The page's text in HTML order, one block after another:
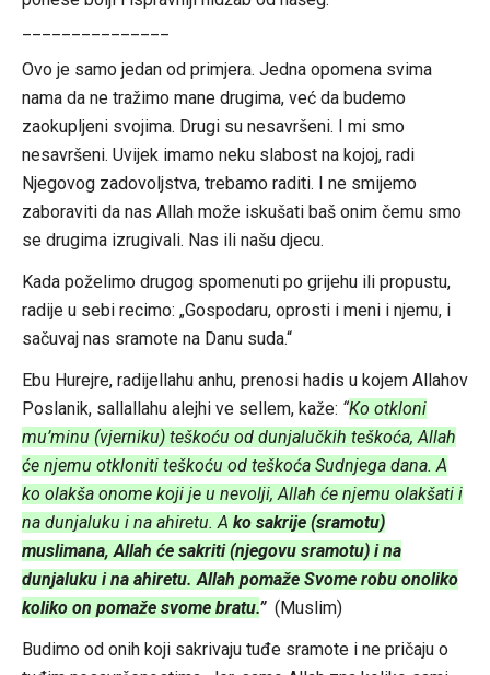
Ovo je samo jedan od primjera. Jedna opomena svima
nama da ne tražimo mane drugima, već da budemo
zaokupljeni svojima. Drugi su nesavršeni. I mi smo
nesavršeni. Uvijek imamo neku slabost na kojoj, radi
Njegovog zadovoljstva, trebamo raditi. I ne smijemo
zaboraviti da nas Allah može iskušati baš onim čemu smo
se drugima izrugivali. Nas ili našu djecu.
Kada poželimo drugog spomenuti po grijehu ili propustu,
radije u sebi recimo: „Gospodaru, oprosti i meni i njemu, i
sačuvaj nas sramote na Danu suda.“
Ebu Hurejre, radijellahu anhu, prenosi hadis u kojem Allahov
Poslanik, sallallahu alejhi ve sellem, kaže: “Ko otkloni
mu’minu (vjerniku) teškoću od dunjalučkih teškoća, Allah
će njemu otkloniti teškoću od teškoća Sudnjega dana. A
ko olakša onome koji je u nevolji, Allah će njemu olakšati i
na dunjaluku i na ahiretu. A ko sakrije (sramotu)
muslimana, Allah će sakriti (njegovu sramotu) i na
dunjaluku i na ahiretu. Allah pomaže Svome robu onoliko
koliko on pomaže svome bratu.” (Muslim)
Budimo od onih koji sakrivaju tuđe sramote i ne pričaju o